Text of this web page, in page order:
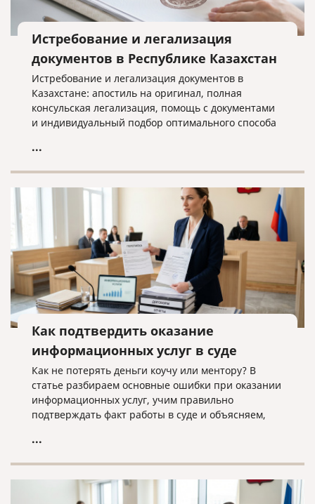
Истребование и легализация
документов в Республике Казахстан
Истребование и легализация документов в
Казахстане: апостиль на оригинал, полная
консульская легализация, помощь с документами
и индивидуальный подбор оптимального способа
...
Как подтвердить оказание
информационных услуг в суде
Как не потерять деньги коучу или ментору? В
статье разбираем основные ошибки при оказании
информационных услуг, учим правильно
подтверждать факт работы в суде и объясняем,
прямой путь к взысканию неосновательного
...